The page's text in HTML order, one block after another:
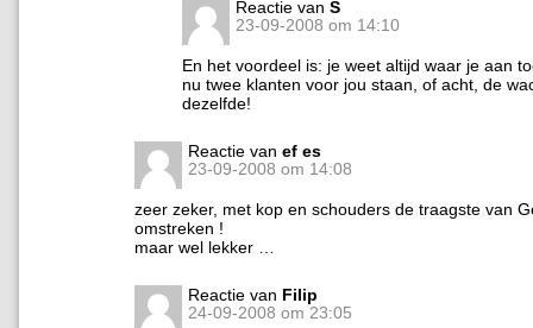
Reactie van S
23-09-2008 om 14:10
En het voordeel is: je weet altijd waar je aan
nu twee klanten voor jou staan, of acht, de
dezelfde!
Reactie van ef es
23-09-2008 om 14:08
zeer zeker, met kop en schouders de traagste van
omstreken !
maar wel lekker …
Reactie van Filip
24-09-2008 om 23:05